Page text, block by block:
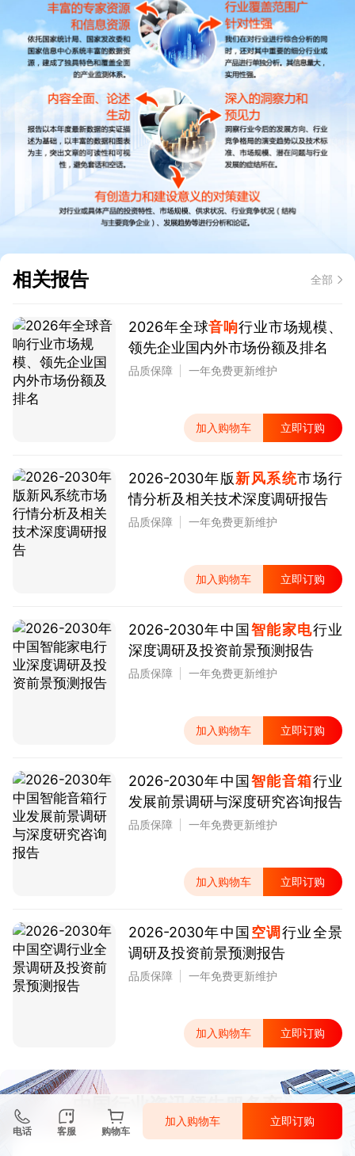
相关报告 全部
2026年全球音响行业市场规模、
领先企业国内外市场份额及排名
品质保障 一年免费更新维护
加入购物车 立即订购
2026-2030年版新风系统市场行
情分析及相关技术深度调研报告
品质保障 一年免费更新维护
加入购物车 立即订购
2026-2030年中国 智能家电行业
深度调研及投资前景预测报告
品质保障 一年免费更新维护
加入购物车 立即订购
2026-2030年中国 智能音箱行业
发展前景调研与深度研究咨询报告
品质保障 一年免费更新维护
加入购物车 立即订购
2026-2030年中国 空调行业全景
调研及投资前景预测报告
品质保障 一年免费更新维护
加入购物车 立即订购
中国行业资讯领先服务商
电话 客服 购物车
加入购物车 立即订购